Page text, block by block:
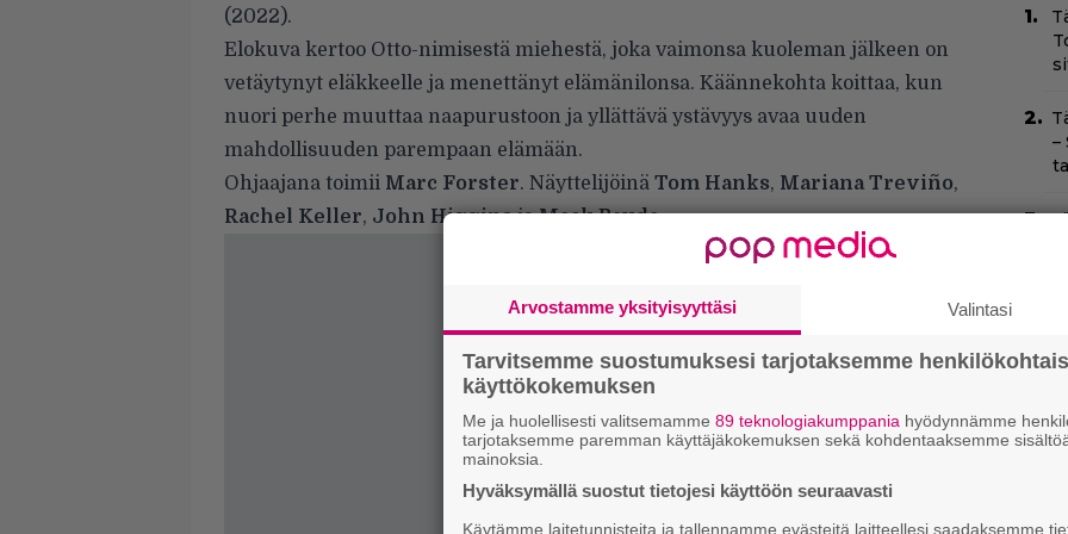
(2022).
Elokuva kertoo Otto-nimisestä miehestä, joka vaimonsa kuoleman jälkeen on
vetäytynyt eläkkeelle ja menettänyt elämänilonsa. Käännekohta koittaa, kun
nuori perhe muuttaa naapurustoon ja yllättävä ystävyys avaa uuden
mahdollisuuden parempaan elämään.
Ohjaajana toimii Marc Forster. Näyttelijöinä Tom Hanks, Mariana Treviño,
Rachel Keller, John HigginsjaMack Bayda.
–
Arvostamme yksityisyyttäsi Valintasi
Tarvitsemme suostumuksesi tarjotaksemme
käyttökokemuksen
Me ja huolellisesti valitsemamme 89 teknologiakumppania hyödynnämme
tarjotaksemme paremman käyttäjäkokemuksen sekä kohdentaaksemme
mainoksia.
Hyväksymällä suostut tietojesi käyttöön seuraavasti
Käytämme laitetunnisteita ja tallennamme evästeitä laitteellesi saadaksemme